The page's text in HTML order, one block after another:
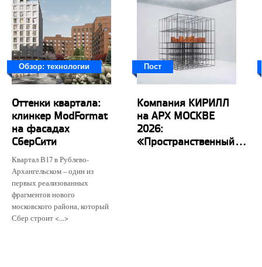
Обзор: технологии
Оттенки квартала:
клинкер ModFormat
на фасадах
СберСити
Квартал В17 в Рублево-
Архангельском – один из
первых реализованных
фрагментов нового
московского района, который
Сбер строит <...>
Пост
Компания КИРИЛЛ
на АРХ МОСКВЕ
2026:
«Пространственный...